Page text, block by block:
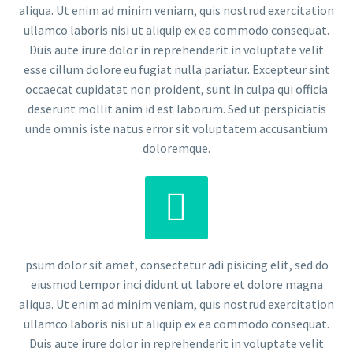
aliqua. Ut enim ad minim veniam, quis nostrud exercitation
ullamco laboris nisi ut aliquip ex ea commodo consequat.
Duis aute irure dolor in reprehenderit in voluptate velit
esse cillum dolore eu fugiat nulla pariatur. Excepteur sint
occaecat cupidatat non proident, sunt in culpa qui officia
deserunt mollit anim id est laborum. Sed ut perspiciatis
unde omnis iste natus error sit voluptatem accusantium
doloremque.


psum dolor sit amet, consectetur adi pisicing elit, sed do
eiusmod tempor inci didunt ut labore et dolore magna
aliqua. Ut enim ad minim veniam, quis nostrud exercitation
ullamco laboris nisi ut aliquip ex ea commodo consequat.
Duis aute irure dolor in reprehenderit in voluptate velit